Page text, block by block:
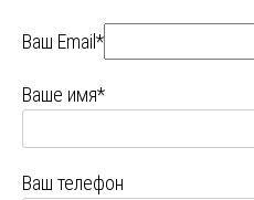
Ваш Email*
Ваше имя*
Ваш телефон